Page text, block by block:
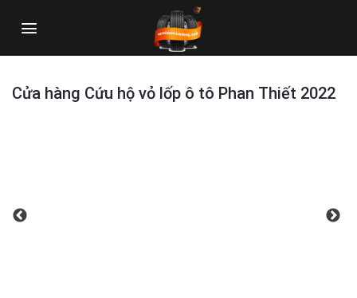
Cửa hàng Cứu hộ vỏ lốp ô tô Phan Thiết 2022